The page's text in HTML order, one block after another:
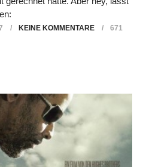
KEINE KOMMENTARE
671